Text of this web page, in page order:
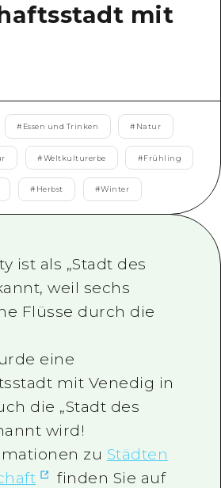
Führer
von Hiroshima
Download
bei
mit
# Essen und Trinken # Natur
#Weltkulturerbe #Frühling
# Herbst #Winter
ist als „Stadt des
weil sechs
Flüsse durch die
eine
mit Venedig in
die „Stadt des
wird!
zu Städten
finden Sie auf